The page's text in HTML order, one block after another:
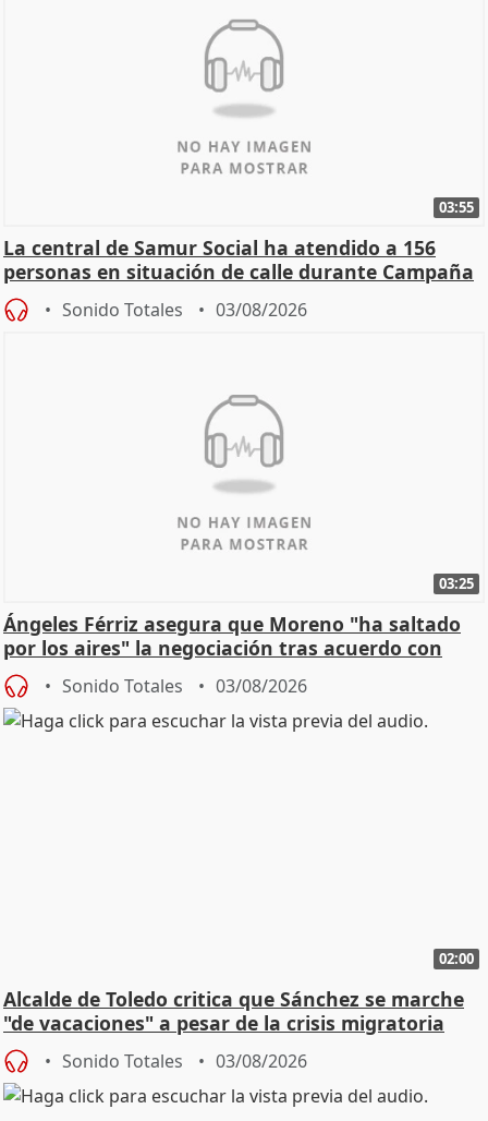
03:55
La central de Samur Social ha atendido a 156
personas en situación de calle durante Campaña
de Calor
Sonido Totales 03/08/2026
03:25
Ángeles Férriz asegura que Moreno "ha saltado
por los aires" la negociación tras acuerdo con
SMA
Sonido Totales 03/08/2026
02:00
Alcalde de Toledo critica que Sánchez se marche
"de vacaciones" a pesar de la crisis migratoria
Sonido Totales 03/08/2026